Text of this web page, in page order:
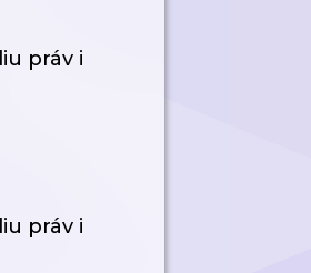
práv i
práv i